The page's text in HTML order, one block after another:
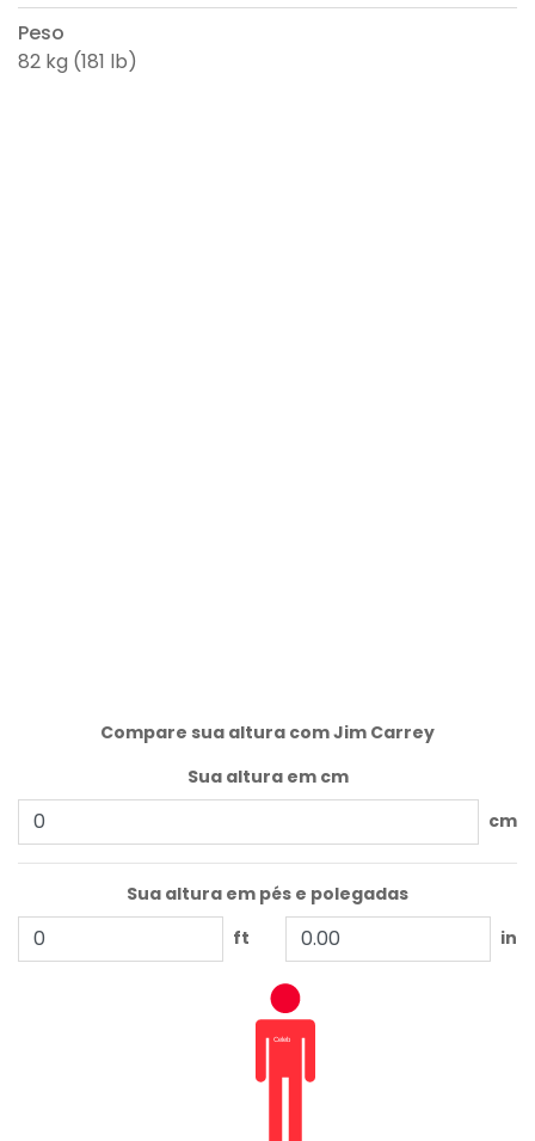
Peso
82 kg (181 lb)
Compare sua altura com Jim Carrey
Sua altura em cm
cm
Sua altura em pés e polegadas
ft
in